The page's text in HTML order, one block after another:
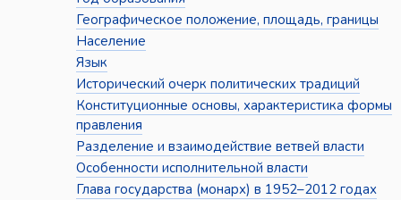
Географическое положение, площадь, границы
Население
Язык
Исторический очерк политических традиций
Конституционные основы, характеристика формы
правления
Разделение и взаимодействие ветвей власти
Особенности исполнительной власти
Глава государства (монарх) в 1952–2012 годах